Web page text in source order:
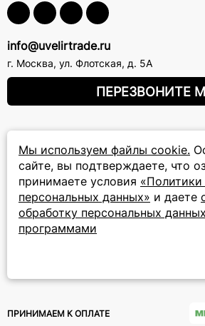
Мы используем файлы cookie.
сайте, вы подтверждаете, что
принимаете условия «Политики
персональных данных» и даете
обработку персональных
программами
info@uvelirtrade.ru
г. Москва, ул. Флотская, д. 5А
ПЕРЕЗВОНИТЕ
8 (800) 777-72-69
прием звонков: круглосуточно
ПОДПИСКА НА РАССЫЛКУ
Подписываясь на рассылку, вы
ПРИНИМАЕМ К ОПЛАТЕ